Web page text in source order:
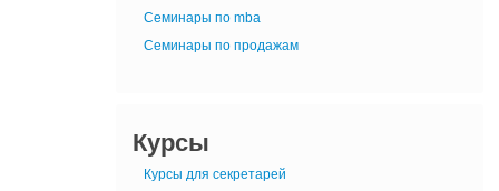
Семинары по mba
Семинары по продажам
Курсы
Курсы для секретарей